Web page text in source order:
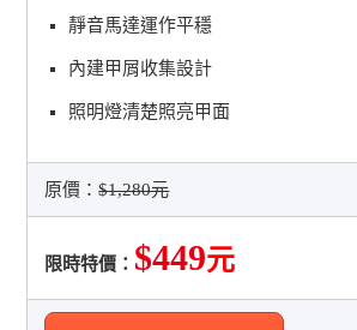
靜音馬達運作平穩
內建甲屑收集設計
照明燈清楚照亮甲面
原價：$1,280元
限時特價： $449元